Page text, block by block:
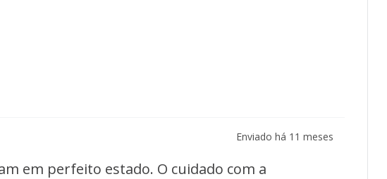
Enviado há 11 meses
em perfeito estado. O cuidado com a